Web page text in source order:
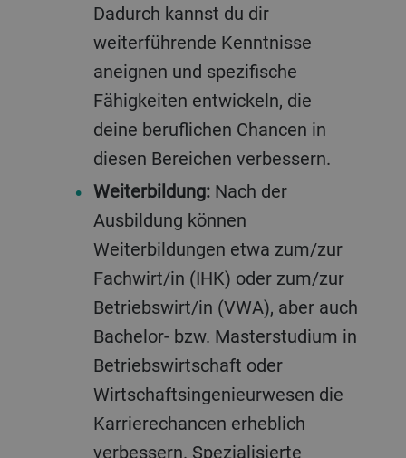
Dadurch kannst du dir
weiterführende Kenntnisse
aneignen und spezifische
Fähigkeiten entwickeln, die
deine beruflichen Chancen in
diesen Bereichen verbessern.
Weiterbildung: Nach der
Ausbildung können
Weiterbildungen etwa zum/zur
Fachwirt/in (IHK) oder zum/zur
Betriebswirt/in (VWA), aber auch
Bachelor- bzw. Masterstudium in
Betriebswirtschaft oder
Wirtschaftsingenieurwesen die
Karrierechancen erheblich
verbessern. Spezialisierte